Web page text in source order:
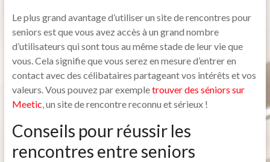
Le plus grand avantage d’utiliser un site de rencontres pour
seniors est que vous avez accès à un grand nombre
d’utilisateurs qui sont tous au même stade de leur vie que
vous. Cela signifie que vous serez en mesure d’entrer en
contact avec des célibataires partageant vos intérêts et vos
valeurs. Vous pouvez par exempletrouver des séniors sur
Meetic , un site de rencontre reconnu et sérieux !
Conseils pour réussir les
rencontres entre seniors